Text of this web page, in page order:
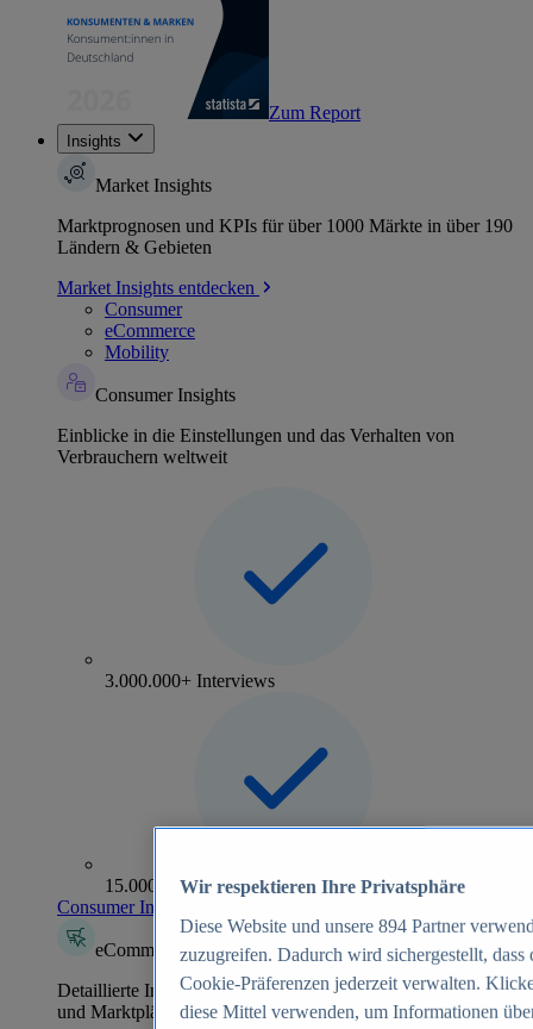
Zum Report
Insights
Market Insights
Marktprognosen und KPIs für über 1000 Märkte in über 190
Ländern & Gebieten
Market Insights entdecken
Consumer
eCommerce
Mobility
Consumer Insights
Einblicke in die Einstellungen und das Verhalten von
Verbrauchern weltweit
3.000.000+ Interviews
15.000+ Marken
Consumer Insights entdecken
eCommerce Insights
Detaillierte Informationen zu mehr als 39.000 Online-Shops
und Marktplätzen
Wir respektieren Ihre Privatsphäre
Diese Website und unsere 894 Partner
zuzugreifen. Dadurch wird sichergestellt,
Cookie-Präferenzen jederzeit verwalten.
diese Mittel verwenden, um Informationen